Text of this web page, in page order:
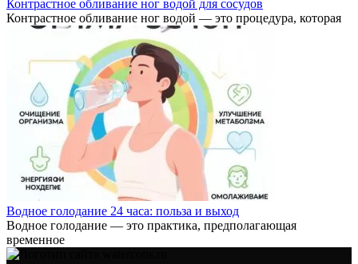
Контрастное обливание ног водой для сосудов
Контрастное обливание ног водой — это процедура, которая
Водное голодание 24 часа: польза и выход
Водное голодание — это практика, предполагающая
временное